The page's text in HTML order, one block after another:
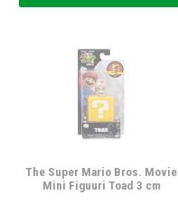
The Super Mario Bros. Movie
Mini Figuuri Toad 3 cm